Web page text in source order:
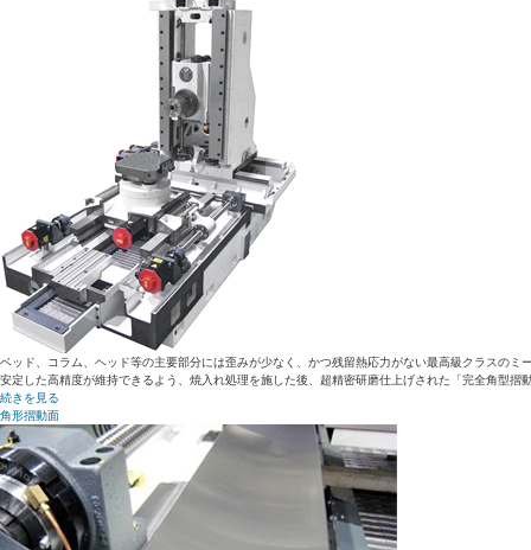
ベッド、コラム、ヘッド等の主要部分には歪みが少なく、かつ残留熱応力がない最高級クラスの
安定した高精度が維持できるよう、焼入れ処理を施した後、超精密研磨仕上げされた「完全角型
続きを見る
角形摺動面